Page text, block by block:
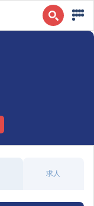
求人